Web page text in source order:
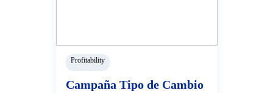
Profitability
Campaña Tipo de Cambio